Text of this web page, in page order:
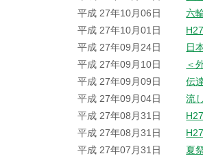
平成 27年10月06日
六
平成 27年10月01日
平成 27年09月24日
日
平成 27年09月10日
＜
平成 27年09月09日
伝
平成 27年09月04日
流
平成 27年08月31日
平成 27年08月31日
平成 27年07月31日
夏